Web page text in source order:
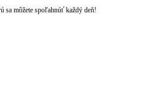
sa môžete spoľahnúť každý deň!